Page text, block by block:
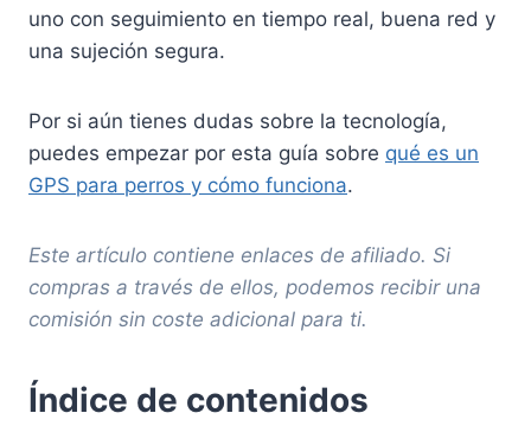
uno con seguimiento en tiempo real, buena red y
una sujeción segura.
Por si aún tienes dudas sobre la tecnología,
puedes empezar por esta guía sobre qué es un
GPS para perros y cómo funciona.
Este artículo contiene enlaces de afiliado. Si
compras a través de ellos, podemos recibir una
comisión sin coste adicional para ti.
Índice de contenidos